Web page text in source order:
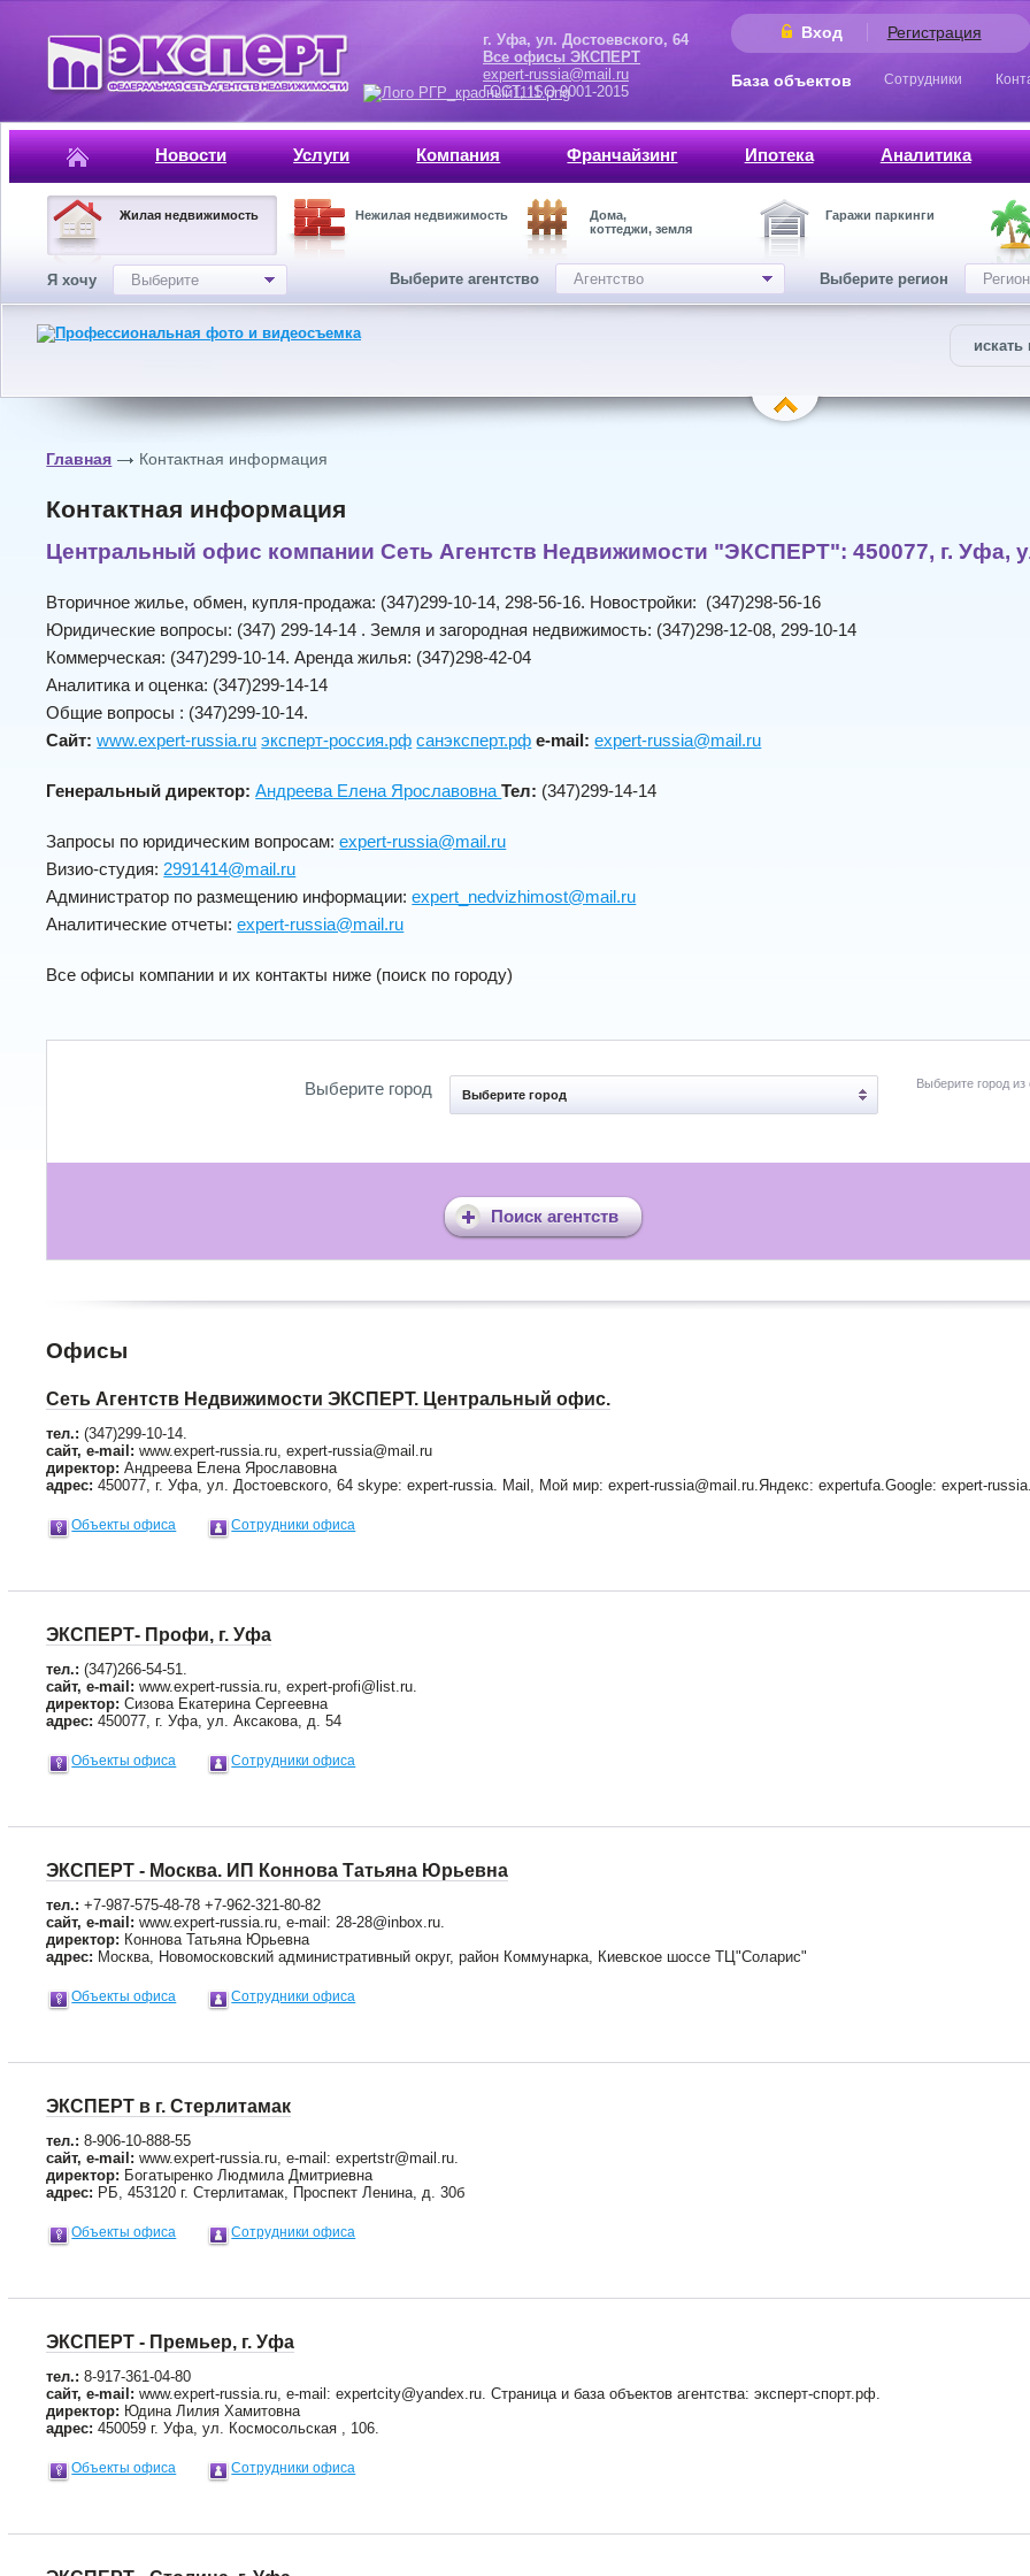
Вход Регистрация
г. Уфа, ул. Достоевского, 64
Все офисы ЭКСПЕРТ
expert-russia@mail.ru
ГОСТ, ISO 9001-2015
База объектов Сотрудники
Новости Услуги Компания Франчайзинг Ипотека Аналитика
Жилая недвижимость Нежилая недвижимость
Дома,
коттеджи, земля
Гаражи паркинги
Я хочу Выберите Выберите агентство Агентство Выберите регион Регион
Главная Контактная информация
Контактная информация
Центральный офис компанииСеть Агентств Недвижимости "ЭКСПЕРТ": 450077, г. Уфа,
Вторичное жилье, обмен, купля-продажа: (347)299-10-14, 298-56-16. Новостройки: (347)298-56-16
Юридические вопросы: (347) 299-14-14 . Земля и загородная недвижимость: (347)298-12-08, 299-10-14
Коммерческая: (347)299-10-14.Аренда жилья: (347)298-42-04
Аналитика и оценка: (347)299-14-14
Общие вопросы : (347)299-10-14.
Сайт: www.expert-russia.ru эксперт-россия.рф санэксперт.рф e-mail: expert-russia@mail.ru
Генеральный директор: Андреева Елена ЯрославовнаТел: (347)299-14-14
Запросы по юридическим вопросам:expert-russia@mail.ru
Визио-студия: 2991414@mail.ru
Администратор по размещению информации:expert_nedvizhimost@mail.ru
Аналитические отчеты:expert-russia@mail.ru
Все офисы компании и их контакты ниже (поиск по городу)
Выберите город Выберите город
Выберите город из
Поиск агентств
Офисы
Сеть Агентств Недвижимости ЭКСПЕРТ. Центральный офис.
тел.: (347)299-10-14.
сайт, e-mail: www.expert-russia.ru, expert-russia@mail.ru
директор: Андреева Елена Ярославовна
адрес: 450077, г. Уфа, ул. Достоевского, 64 skype: expert-russia. Mail, Мой мир: expert-russia@mail.ru.Яндекс: expertufa.Google: expert-russia.
Объекты офиса Сотрудники офиса
ЭКСПЕРТ- Профи, г. Уфа
тел.: (347)266-54-51.
сайт, e-mail: www.expert-russia.ru, expert-profi@list.ru.
директор: Сизова Екатерина Сергеевна
адрес: 450077, г. Уфа, ул. Аксакова, д. 54
Объекты офиса Сотрудники офиса
ЭКСПЕРТ - Москва. ИП Коннова Татьяна Юрьевна
тел.: +7-987-575-48-78 +7-962-321-80-82
сайт, e-mail: www.expert-russia.ru, e-mail: 28-28@inbox.ru.
директор: Коннова Татьяна Юрьевна
адрес: Москва, Новомосковский административный округ, район Коммунарка, Киевское шоссе ТЦ"Соларис"
Объекты офиса Сотрудники офиса
ЭКСПЕРТ в г. Стерлитамак
тел.: 8-906-10-888-55
сайт, e-mail: www.expert-russia.ru, e-mail: expertstr@mail.ru.
директор: Богатыренко Людмила Дмитриевна
адрес: РБ, 453120 г. Стерлитамак, Проспект Ленина, д. 30б
Объекты офиса Сотрудники офиса
ЭКСПЕРТ - Премьер, г. Уфа
тел.: 8-917-361-04-80
сайт, e-mail: www.expert-russia.ru, e-mail: expertcity@yandex.ru. Страница и база объектов агентства: эксперт-спорт.рф.
директор: Юдина Лилия Хамитовна
адрес: 450059 г. Уфа, ул. Космосольская , 106.
Объекты офиса Сотрудники офиса